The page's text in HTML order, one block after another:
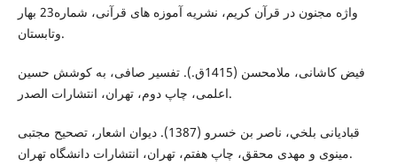
واژه مجنون در قرآن کریم، نشریه آموزه های قرآنی، شماره23 بهار
وتابستان.
فیض کاشانی، ملامحسن (1415ق.). تفسیر صافی، به کوشش حسین
اعلمی، چاپ دوم، تهران، انتشارات الصدر.
قبادیانی بلخي، ناصر بن خسرو (1387). دیوان اشعار، تصحیح مجتبی
مینوی و مهدی محقق، چاپ هفتم، تهران، انتشارات دانشگاه تهران.